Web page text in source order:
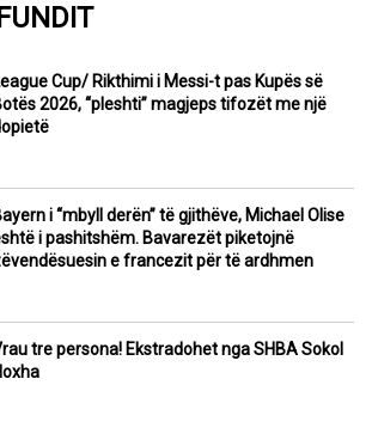
Cup/ Rikthimi i Messi-t pas Kupës së
2026, “pleshti” magjeps tifozët me një
i “mbyll derën” të gjithëve, Michael Olise
i pashitshëm. Bavarezët piketojnë
e francezit për të ardhmen
tre persona! Ekstradohet nga SHBA Sokol